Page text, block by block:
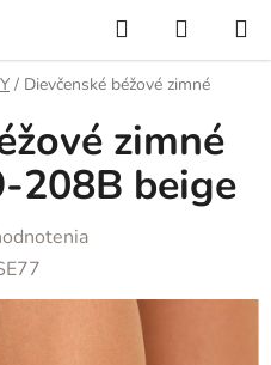
Hľadať
KOŠÍK
/ Dievčenské béžové zimné
zimné
208B beige